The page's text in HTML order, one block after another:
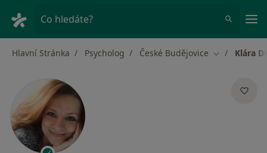
Co hledáte?
Hlavní Stránka Psycholog České Budějovice Změna města
Klára